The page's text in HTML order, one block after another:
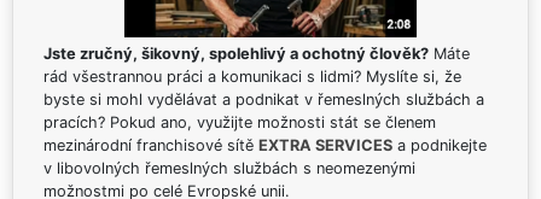
Jste zručný, šikovný, spolehlivý a ochotný člověk? Máte
rád všestrannou práci a komunikaci s lidmi? Myslíte si, že
byste si mohl vydělávat a podnikat v řemeslných službách a
pracích? Pokud ano, využijte možnosti stát se členem
mezinárodní franchisové sítě EXTRA SERVICES a podnikejte
v libovolných řemeslných službách s neomezenými
možnostmi po celé Evropské unii.